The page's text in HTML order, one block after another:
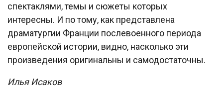
спектаклями, темы и сюжеты которых
интересны. И по тому, как представлена
драматургии Франции послевоенного периода
европейской истории, видно, насколько эти
произведения оригинальны и самодостаточны.
Илья Исаков